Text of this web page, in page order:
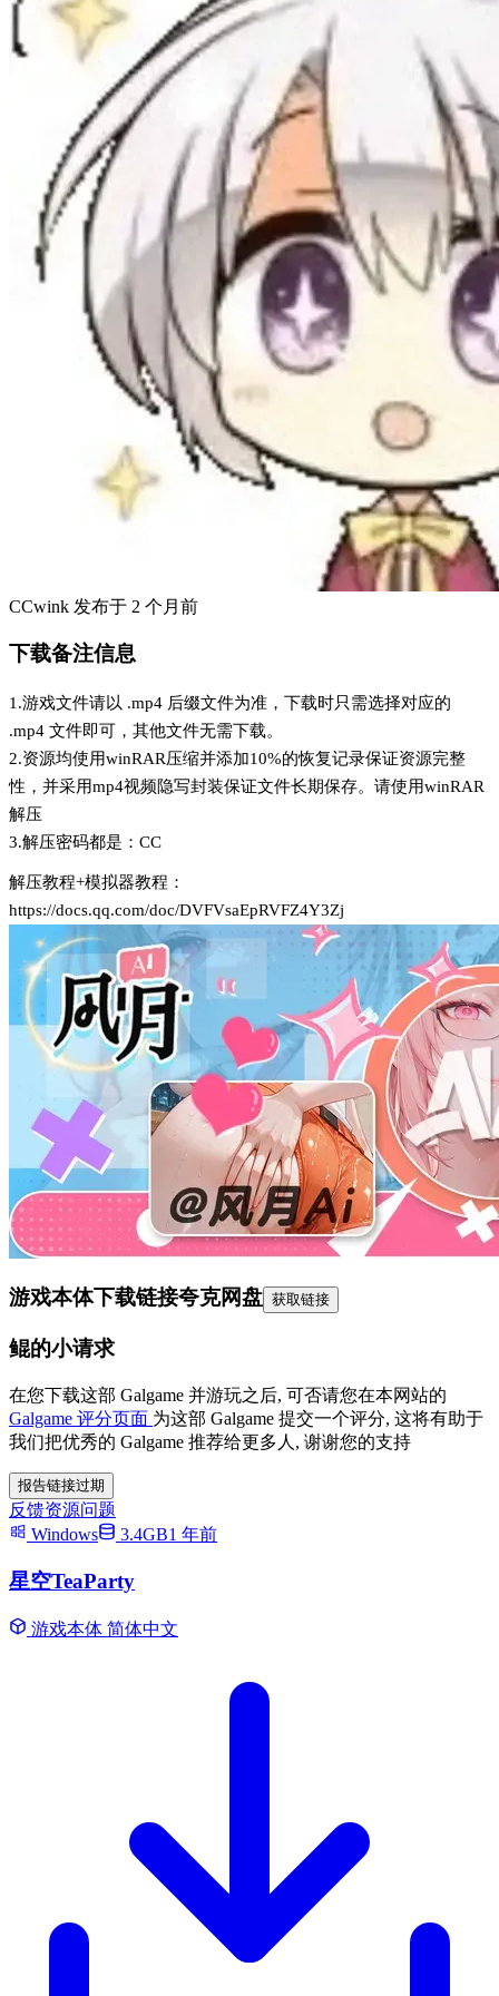
CCwink 发布于 2 个月前
下载备注信息
1.游戏文件请以 .mp4 后缀文件为准，下载时只需选择对应的
.mp4 文件即可，其他文件无需下载。
2.资源均使用winRAR压缩并添加10%的恢复记录保证资源完整
性，并采用mp4视频隐写封装保证文件长期保存。请使用winRAR
解压
3.解压密码都是：CC
解压教程+模拟器教程：
https://docs.qq.com/doc/DVFVsaEpRVFZ4Y3Zj
游戏本体下载链接夸克网盘 获取链接
鲲的小请求
在您下载这部 Galgame 并游玩之后, 可否请您在本网站的
Galgame 评分页面 为这部 Galgame 提交一个评分, 这将有助于
我们把优秀的 Galgame 推荐给更多人, 谢谢您的支持
报告链接过期
反馈资源问题
Windows
3.4GB1 年前
星空TeaParty
游戏本体 简体中文